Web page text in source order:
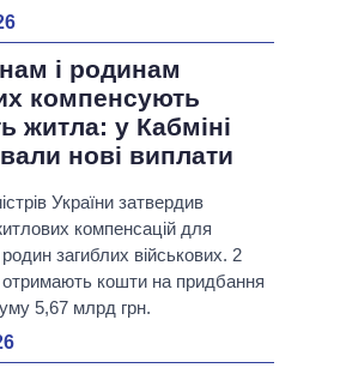
і родинам
компенсують
житла: у Кабміні
нові виплати
України затвердив
компенсацій для
родин загиблих військових. 2
кошти на придбання
5,67 млрд грн.